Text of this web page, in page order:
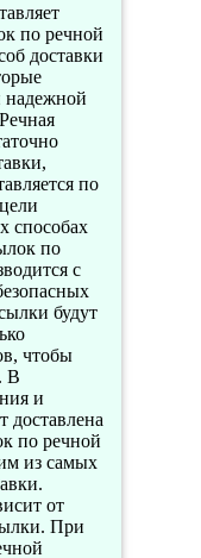
по речной
доставки
надежной
по
способах
по
с
будут
чтобы
В
и
доставлена
по речной
из самых
от
При